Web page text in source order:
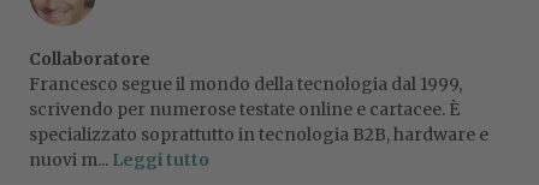
Collaboratore
Francesco segue il mondo della tecnologia dal 1999,
scrivendo per numerose testate online e cartacee. È
specializzato soprattutto in tecnologia B2B, hardware e
nuovi m... Leggi tutto